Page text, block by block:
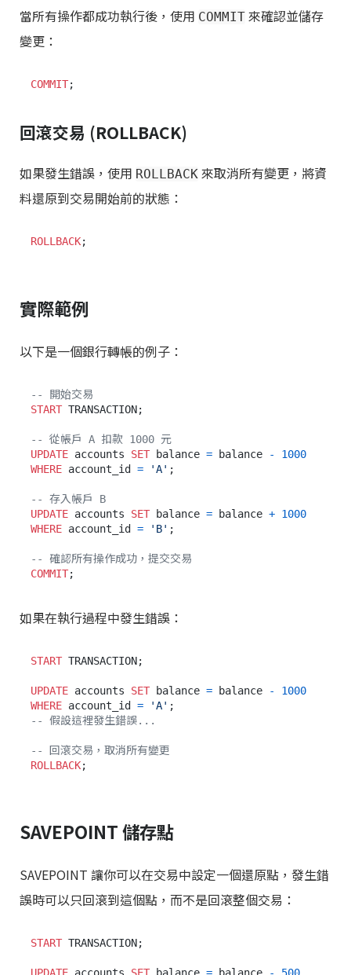
當所有操作都成功執行後，使用 COMMIT 來確認並儲存
變更：
COMMIT
回滾交易 (ROLLBACK)
如果發生錯誤，使用 ROLLBACK 來取消所有變更，將資
料還原到交易開始前的狀態：
ROLLBACK
實際範例
以下是一個銀行轉帳的例子：
-- 開始交易
START TRANSACTION;
-- 從帳戶 A 扣款 1000 元
UPDATE accounts SET balance = balance -
1000
WHERE account_id = 'A' ;
-- 存入帳戶 B
UPDATE accounts SET balance = balance + 1000
WHERE account_id = 'B' ;
-- 確認所有操作成功，提交交易
COMMIT
如果在執行過程中發生錯誤：
START TRANSACTION;
UPDATE accounts SET balance = balance -
1000
WHERE account_id = 'A'
-- 假設這裡發生錯誤...
-- 回滾交易，取消所有變更
ROLLBACK
SAVEPOINT 儲存點
SAVEPOINT 讓你可以在交易中設定一個還原點，發生錯
誤時可以只回滾到這個點，而不是回滾整個交易：
START TRANSACTION;
UPDATE accounts SET balance = balance -
500